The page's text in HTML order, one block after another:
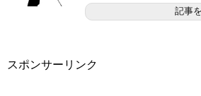
記事
スポンサーリンク